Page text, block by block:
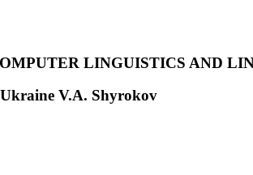
LINGUISTICS AND
V.A. Shyrokov